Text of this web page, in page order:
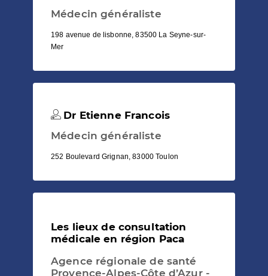
Médecin généraliste
198 avenue de lisbonne, 83500 La Seyne-sur-
Mer
Dr Etienne Francois
Médecin généraliste
252 Boulevard Grignan, 83000 Toulon
Les lieux de consultation
médicale en région Paca
Agence régionale de santé
Provence-Alpes-Côte d’Azur -